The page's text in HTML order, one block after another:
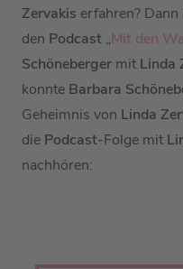
Zervakis erfahren?
den Podcast „Mit den
Schöneberger mit Linda
konnte Barbara
Geheimnis von Linda
die Podcast-Folge mit
nachhören: